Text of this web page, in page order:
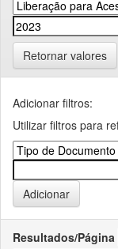
Retornar valores
Adicionar filtros:
Utilizar filtros para
Resultados/Página